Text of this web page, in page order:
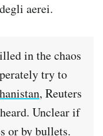
aerei.
in the chaos
try to
, Reuters
Unclear if
or by bullets.